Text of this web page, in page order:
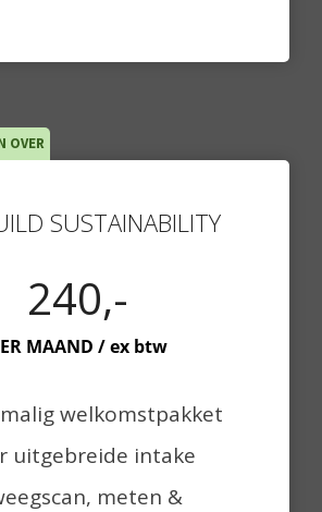
OVER
SUSTAINABILITY
240,-
MAAND / ex btw
welkomstpakket
uitgebreide intake
meten &